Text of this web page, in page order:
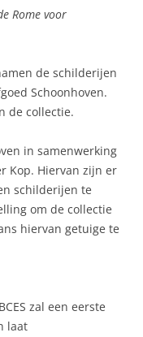
JACOB VAN DER KOP (1868)
HOOGERLINDE (1775)
FAMILIE HOOGENDIJK (1779)
Rome voor
de schilderijen
Schoonhoven.
de collectie.
in samenwerking
Kop. Hiervan zijn er
schilderijen te
om de collectie
hiervan getuige te
zal een eerste
laat